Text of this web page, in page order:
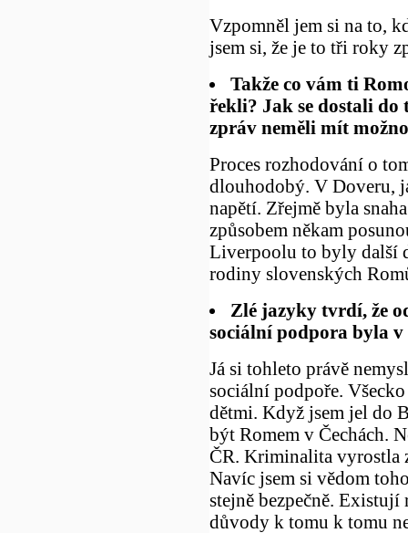
Vzpomněl jem si na to,
jsem si, že je to tři roky
Takže co vám ti
řekli? Jak se dostali do
zpráv neměli mít
Proces rozhodování o
dlouhodobý. V Doveru,
napětí. Zřejmě byla
způsobem někam
Liverpoolu to byly další
rodiny slovenských
Zlé jazyky tvrdí, že
sociální podpora byla
Já si tohleto právě
sociální podpoře.
dětmi. Když jsem jel do
být Romem v Čechách.
ČR. Kriminalita vyrostla
Navíc jsem si vědom
stejně bezpečně.
důvody k tomu k tomu